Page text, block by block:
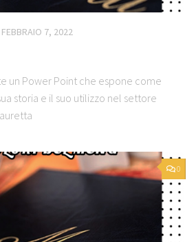
FEBBRAIO 7, 2022
un Power Point che espone come
storia e il suo utilizzo nel settore
0